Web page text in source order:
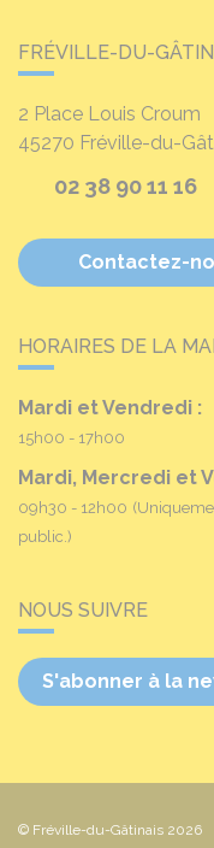
FRÉVILLE-DU-
2 Place Louis Croum
45270 Fréville-du-
02 38 90 11 16
Contactez-
HORAIRES DE LA
Mardi et Vendredi :
15h00 - 17h00
Mardi, Mercredi et
09h30 - 12h00
public.)
NOUS SUIVRE
S'abonner à la
© Fréville-du-Gâtinais 2026